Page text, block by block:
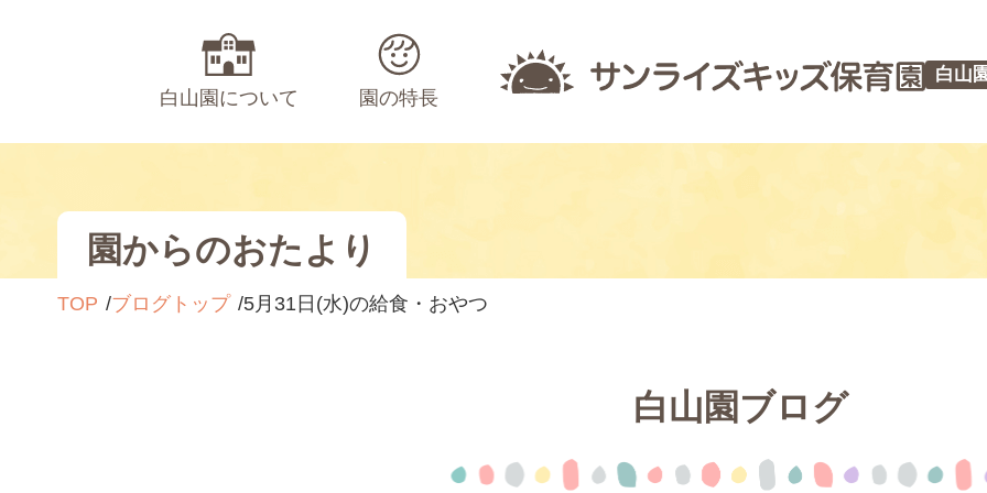
白山園について 園の特長
白山
園からのおたより
TOP ブログトップ 5月31日(水)の給食・おやつ
白山園ブログ